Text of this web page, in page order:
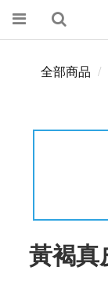
全部商品
黃褐真